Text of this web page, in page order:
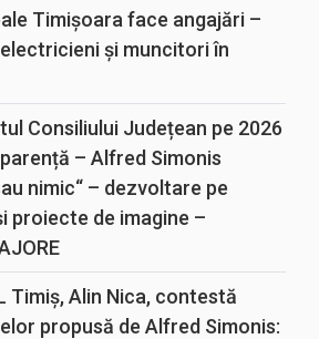
Timișoara face angajări –
și muncitori în
Consiliului Județean pe 2026
– Alfred Simonis
nimic“ – dezvoltare pe
proiecte de imagine –
Timiș, Alin Nica, contestă
propusă de Alfred Simonis: